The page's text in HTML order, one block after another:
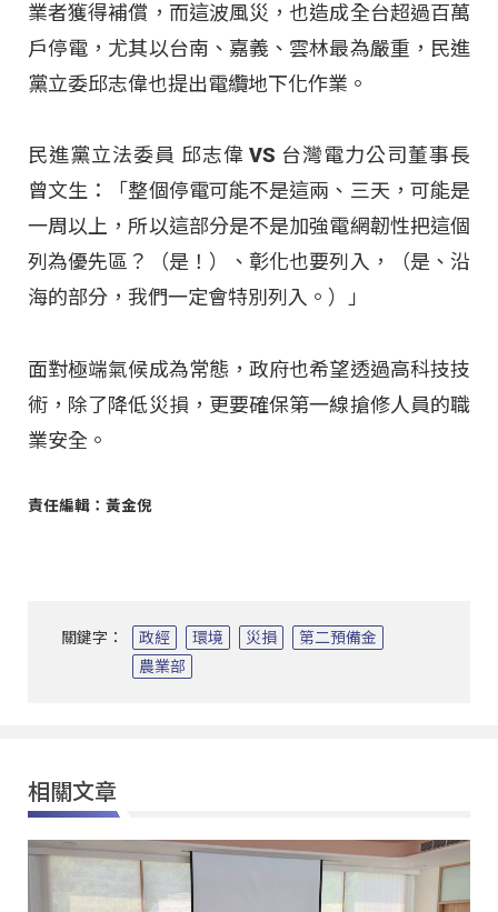
業者獲得補償，而這波風災，也造成全台超過百萬
戶停電，尤其以台南、嘉義、雲林最為嚴重，民進
黨立委邱志偉也提出電纜地下化作業。
民進黨立法委員 邱志偉 VS 台灣電力公司董事長
曾文生：「整個停電可能不是這兩、三天，可能是
一周以上，所以這部分是不是加強電網韌性把這個
列為優先區？（是！）、彰化也要列入，（是、沿
海的部分，我們一定會特別列入。）」
面對極端氣候成為常態，政府也希望透過高科技技
術，除了降低災損，更要確保第一線搶修人員的職
業安全。
責任編輯：黃金倪
關鍵字： 政經 環境 災損
第二預備金
農業部
相關文章